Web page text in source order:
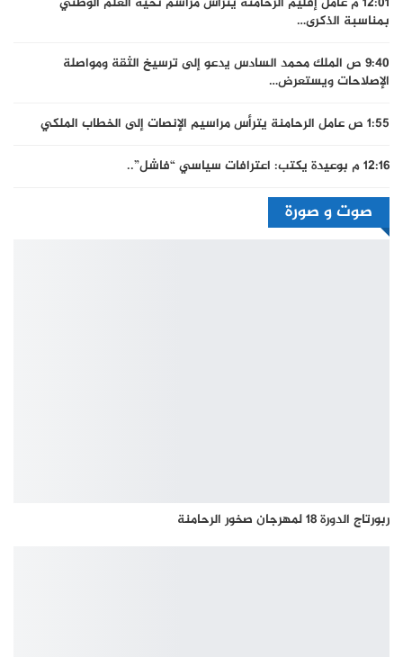
بمناسبة الذكرى…
9:40 ص
الملك محمد السادس يدعو إلى ترسيخ الثقة ومواصلة
الإصلاحات ويستعرض…
1:55 ص
عامل الرحامنة يترأس مراسيم الإنصات إلى الخطاب الملكي
12:16 م
بوعيدة يكتب: اعترافات سياسي “فاشل”..
صوت و صورة
ربورتاج الدورة 18 لمهرجان صخور الرحامنة